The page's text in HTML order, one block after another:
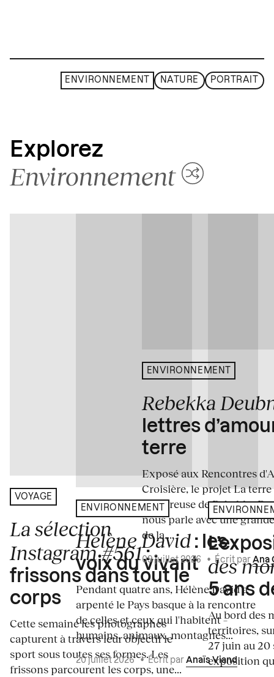
ENVIRONNEMENT NATURE PORTRAIT
Explorez
Environnement
VOYAGE
La sélection
Instagram #561:
frissons dans tout le
corps
Cette semaine les photographes
capturent à travers leur objectif le
sport sous toutes ses formes. Les
frissons parcourent les corps, une...
ENVIRONNEMENT
Hélène David : les
voix du vivant
Pendant quatre ans, Hélène David a
arpenté le Pays basque à la rencontre
de celles et ceux qui l'habitent –
humains, animaux, montagnes...
20 juillet 2026•Écrit par Anaïs Viand
ENVIRONNEMENT
Rebekka
lettres
terre
Exposé aux Rencontres
Croisière, le projet La terre
amoureuse de Rebekka
nous parle avec une
de la...
09 juillet 2026 • Écrit par Ana
des
5 ans
Au bord des
territoires,
27 juin au 20
exposition